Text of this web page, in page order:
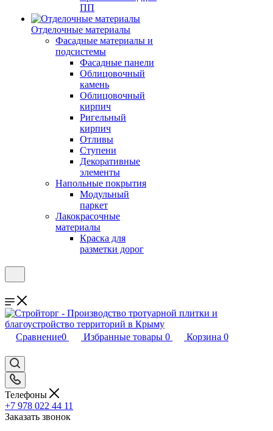
ПП
Отделочные материалы
Фасадные материалы и
подсистемы
Фасадные панели
Облицовочный
камень
Облицовочный
кирпич
Ригельный
кирпич
Отливы
Ступени
Декоративные
элементы
Напольные покрытия
Модульный
паркет
Лакокрасочные
материалы
Краска для
разметки дорог
Сравнение0 Избранные товары 0 Корзина 0
Телефоны
+7 978 022 44 11
Заказать звонок